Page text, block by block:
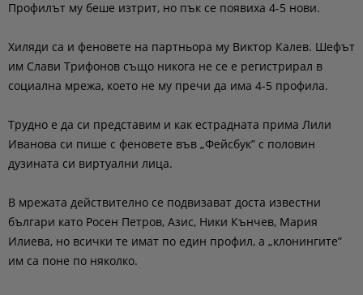
Профилът му беше изтрит, но пък се появиха 4-5 нови.
Хиляди са и феновете на партньора му Виктор Калев. Шефът
им Слави Трифонов също никога не се е регистрирал в
социална мрежа, което не му пречи да има 4-5 профила.
Трудно е да си представим и как естрадната прима Лили
Иванова си пише с феновете във „Фейсбук” с половин
дузината си виртуални лица.
В мрежата действително се подвизават доста известни
българи като Росен Петров, Азис, Ники Кънчев, Мария
Илиева, но всички те имат по един профил, а „клонингите”
им са поне по няколко.